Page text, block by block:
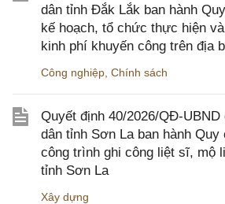
dân tỉnh Đắk Lắk ban hành
kế hoạch, tổ chức thực hiện
kinh phí khuyến công trên địa
Công nghiệp Chính sách
Quyết định 40/2026/QĐ-UBND
dân tỉnh Sơn La ban hành Quy
công trình ghi công liệt sĩ, mộ
tỉnh Sơn La
Xây dựng